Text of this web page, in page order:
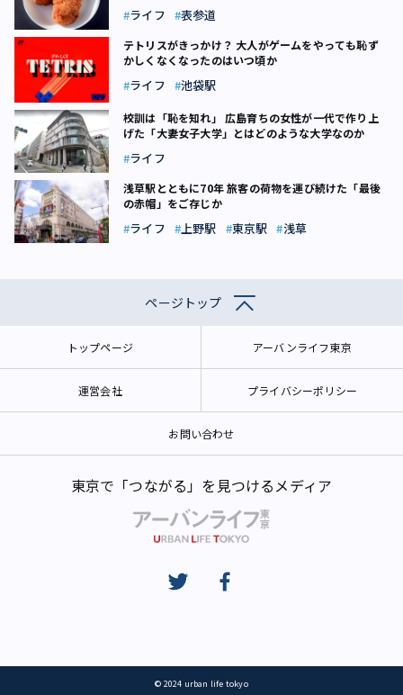
ライフ 表参道
テトリスがきっかけ？ 大人がゲームをやっても恥ず
かしくなくなったのはいつ頃か
ライフ 池袋駅
校訓は「恥を知れ」 広島育ちの女性が一代で作り上
げた「大妻女子大学」とはどのような大学なのか
ライフ
浅草駅とともに70年 旅客の荷物を運び続けた「最後
の赤帽」をご存じか
ライフ 上野駅 東京駅 浅草
ページトップ
トップページ アーバンライフ東京
運営会社 プライバシーポリシー
お問い合わせ
東京で「つながる」を見つけるメディア
© 2024 urban life tokyo